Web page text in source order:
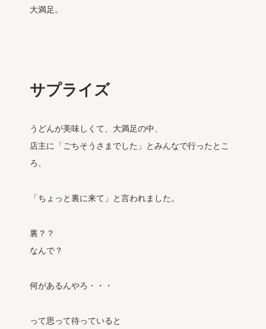
大満足。
サプライズ
うどんが美味しくて、大満足の中、
店主に「ごちそうさまでした」とみんなで行ったとこ
ろ、
「ちょっと裏に来て」と言われました。
裏？？
なんで？
何があるんやろ・・・
って思って待っていると